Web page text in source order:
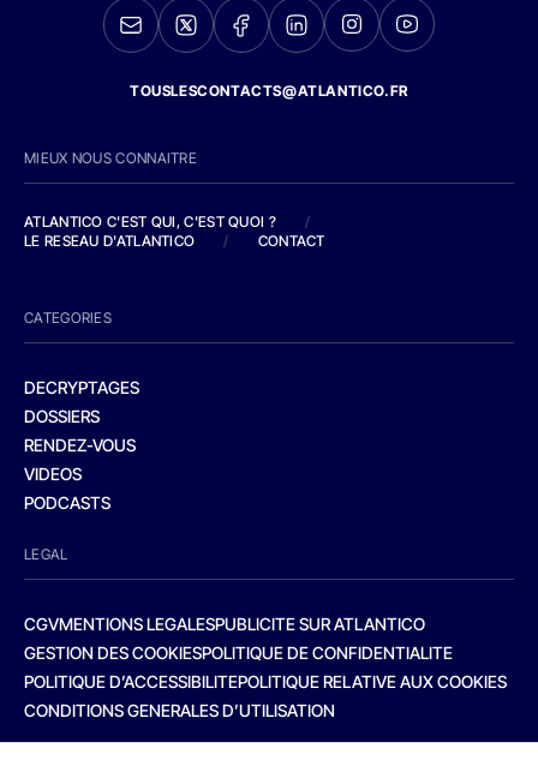
TOUSLESCONTACTS@ATLANTICO.FR
MIEUX NOUS CONNAITRE
ATLANTICO C'EST QUI, C'EST QUOI ?
/
LE RESEAU D'ATLANTICO
/ CONTACT
CATEGORIES
DECRYPTAGES
DOSSIERS
RENDEZ-VOUS
VIDEOS
PODCASTS
LEGAL
CGVMENTIONS LEGALESPUBLICITE SUR ATLANTICO
GESTION DES COOKIESPOLITIQUE DE CONFIDENTIALITE
POLITIQUE D’ACCESSIBILITEPOLITIQUE RELATIVE AUX COOKIES
CONDITIONS GENERALES D’UTILISATION